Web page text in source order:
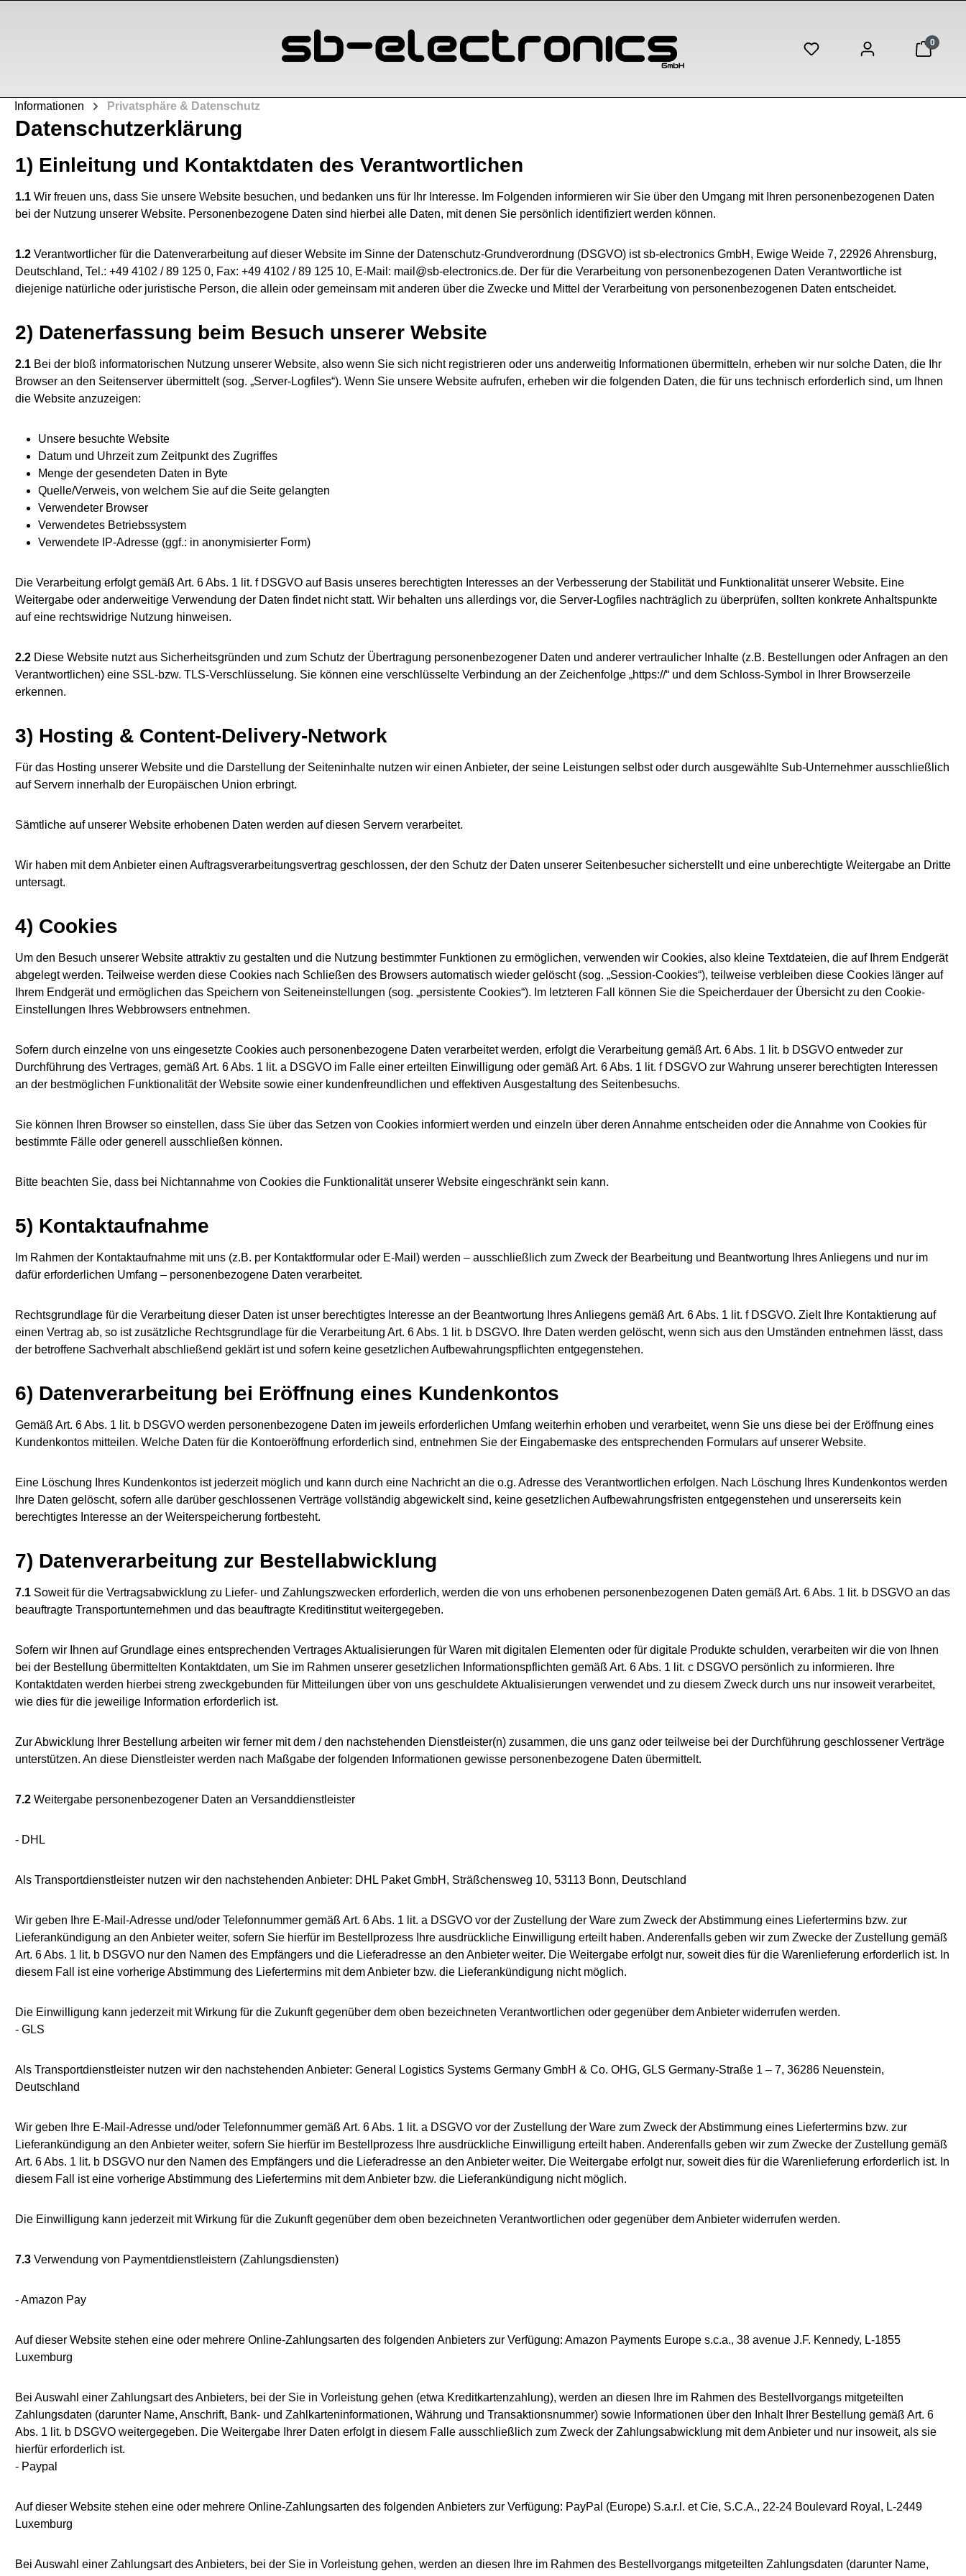
0
Informationen Privatsphäre & Datenschutz
Datenschutzerklärung
1) Einleitung und Kontaktdaten des Verantwortlichen
1.1 Wir freuen uns, dass Sie unsere Website besuchen, und bedanken uns für Ihr Interesse. Im Folgenden informieren wir Sie über den Umgang mit Ihren personenbezogenen Daten
bei der Nutzung unserer Website. Personenbezogene Daten sind hierbei alle Daten, mit denen Sie persönlich identifiziert werden können.
1.2 Verantwortlicher für die Datenverarbeitung auf dieser Website im Sinne der Datenschutz-Grundverordnung (DSGVO) ist sb-electronics GmbH, Ewige Weide 7, 22926 Ahrensburg,
Deutschland, Tel.: +49 4102 / 89 125 0, Fax: +49 4102 / 89 125 10, E-Mail: mail@sb-electronics.de. Der für die Verarbeitung von personenbezogenen Daten Verantwortliche ist
diejenige natürliche oder juristische Person, die allein oder gemeinsam mit anderen über die Zwecke und Mittel der Verarbeitung von personenbezogenen Daten entscheidet.
2) Datenerfassung beim Besuch unserer Website
2.1 Bei der bloß informatorischen Nutzung unserer Website, also wenn Sie sich nicht registrieren oder uns anderweitig Informationen übermitteln, erheben wir nur solche Daten, die Ihr
Browser an den Seitenserver übermittelt (sog. „Server-Logfiles“). Wenn Sie unsere Website aufrufen, erheben wir die folgenden Daten, die für uns technisch erforderlich sind, um Ihnen
die Website anzuzeigen:
Unsere besuchte Website
Datum und Uhrzeit zum Zeitpunkt des Zugriffes
Menge der gesendeten Daten in Byte
Quelle/Verweis, von welchem Sie auf die Seite gelangten
Verwendeter Browser
Verwendetes Betriebssystem
Verwendete IP-Adresse (ggf.: in anonymisierter Form)
Die Verarbeitung erfolgt gemäß Art. 6 Abs. 1 lit. f DSGVO auf Basis unseres berechtigten Interesses an der Verbesserung der Stabilität und Funktionalität unserer Website. Eine
Weitergabe oder anderweitige Verwendung der Daten findet nicht statt. Wir behalten uns allerdings vor, die Server-Logfiles nachträglich zu überprüfen, sollten konkrete Anhaltspunkte
auf eine rechtswidrige Nutzung hinweisen.
2.2 Diese Website nutzt aus Sicherheitsgründen und zum Schutz der Übertragung personenbezogener Daten und anderer vertraulicher Inhalte (z.B. Bestellungen oder Anfragen an den
Verantwortlichen) eine SSL-bzw. TLS-Verschlüsselung. Sie können eine verschlüsselte Verbindung an der Zeichenfolge „https://“ und dem Schloss-Symbol in Ihrer Browserzeile
erkennen.
3) Hosting & Content-Delivery-Network
Für das Hosting unserer Website und die Darstellung der Seiteninhalte nutzen wir einen Anbieter, der seine Leistungen selbst oder durch ausgewählte Sub-Unternehmer ausschließlich
auf Servern innerhalb der Europäischen Union erbringt.
Sämtliche auf unserer Website erhobenen Daten werden auf diesen Servern verarbeitet.
Wir haben mit dem Anbieter einen Auftragsverarbeitungsvertrag geschlossen, der den Schutz der Daten unserer Seitenbesucher sicherstellt und eine unberechtigte Weitergabe an Dritte
untersagt.
4) Cookies
Um den Besuch unserer Website attraktiv zu gestalten und die Nutzung bestimmter Funktionen zu ermöglichen, verwenden wir Cookies, also kleine Textdateien, die auf Ihrem Endgerät
abgelegt werden. Teilweise werden diese Cookies nach Schließen des Browsers automatisch wieder gelöscht (sog. „Session-Cookies“), teilweise verbleiben diese Cookies länger auf
Ihrem Endgerät und ermöglichen das Speichern von Seiteneinstellungen (sog. „persistente Cookies“). Im letzteren Fall können Sie die Speicherdauer der Übersicht zu den Cookie-
Einstellungen Ihres Webbrowsers entnehmen.
Sofern durch einzelne von uns eingesetzte Cookies auch personenbezogene Daten verarbeitet werden, erfolgt die Verarbeitung gemäß Art. 6 Abs. 1 lit. b DSGVO entweder zur
Durchführung des Vertrages, gemäß Art. 6 Abs. 1 lit. a DSGVO im Falle einer erteilten Einwilligung oder gemäß Art. 6 Abs. 1 lit. f DSGVO zur Wahrung unserer berechtigten Interessen
an der bestmöglichen Funktionalität der Website sowie einer kundenfreundlichen und effektiven Ausgestaltung des Seitenbesuchs.
Sie können Ihren Browser so einstellen, dass Sie über das Setzen von Cookies informiert werden und einzeln über deren Annahme entscheiden oder die Annahme von Cookies für
bestimmte Fälle oder generell ausschließen können.
Bitte beachten Sie, dass bei Nichtannahme von Cookies die Funktionalität unserer Website eingeschränkt sein kann.
5) Kontaktaufnahme
Im Rahmen der Kontaktaufnahme mit uns (z.B. per Kontaktformular oder E-Mail) werden – ausschließlich zum Zweck der Bearbeitung und Beantwortung Ihres Anliegens und nur im
dafür erforderlichen Umfang – personenbezogene Daten verarbeitet.
Rechtsgrundlage für die Verarbeitung dieser Daten ist unser berechtigtes Interesse an der Beantwortung Ihres Anliegens gemäß Art. 6 Abs. 1 lit. f DSGVO. Zielt Ihre Kontaktierung auf
einen Vertrag ab, so ist zusätzliche Rechtsgrundlage für die Verarbeitung Art. 6 Abs. 1 lit. b DSGVO. Ihre Daten werden gelöscht, wenn sich aus den Umständen entnehmen lässt, dass
der betroffene Sachverhalt abschließend geklärt ist und sofern keine gesetzlichen Aufbewahrungspflichten entgegenstehen.
6) Datenverarbeitung bei Eröffnung eines Kundenkontos
Gemäß Art. 6 Abs. 1 lit. b DSGVO werden personenbezogene Daten im jeweils erforderlichen Umfang weiterhin erhoben und verarbeitet, wenn Sie uns diese bei der Eröffnung eines
Kundenkontos mitteilen. Welche Daten für die Kontoeröffnung erforderlich sind, entnehmen Sie der Eingabemaske des entsprechenden Formulars auf unserer Website.
Eine Löschung Ihres Kundenkontos ist jederzeit möglich und kann durch eine Nachricht an die o.g. Adresse des Verantwortlichen erfolgen. Nach Löschung Ihres Kundenkontos werden
Ihre Daten gelöscht, sofern alle darüber geschlossenen Verträge vollständig abgewickelt sind, keine gesetzlichen Aufbewahrungsfristen entgegenstehen und unsererseits kein
berechtigtes Interesse an der Weiterspeicherung fortbesteht.
7) Datenverarbeitung zur Bestellabwicklung
7.1 Soweit für die Vertragsabwicklung zu Liefer- und Zahlungszwecken erforderlich, werden die von uns erhobenen personenbezogenen Daten gemäß Art. 6 Abs. 1 lit. b DSGVO an das
beauftragte Transportunternehmen und das beauftragte Kreditinstitut weitergegeben.
Sofern wir Ihnen auf Grundlage eines entsprechenden Vertrages Aktualisierungen für Waren mit digitalen Elementen oder für digitale Produkte schulden, verarbeiten wir die von Ihnen
bei der Bestellung übermittelten Kontaktdaten, um Sie im Rahmen unserer gesetzlichen Informationspflichten gemäß Art. 6 Abs. 1 lit. c DSGVO persönlich zu informieren. Ihre
Kontaktdaten werden hierbei streng zweckgebunden für Mitteilungen über von uns geschuldete Aktualisierungen verwendet und zu diesem Zweck durch uns nur insoweit verarbeitet,
wie dies für die jeweilige Information erforderlich ist.
Zur Abwicklung Ihrer Bestellung arbeiten wir ferner mit dem / den nachstehenden Dienstleister(n) zusammen, die uns ganz oder teilweise bei der Durchführung geschlossener Verträge
unterstützen. An diese Dienstleister werden nach Maßgabe der folgenden Informationen gewisse personenbezogene Daten übermittelt.
7.2 Weitergabe personenbezogener Daten an Versanddienstleister
- DHL
Als Transportdienstleister nutzen wir den nachstehenden Anbieter: DHL Paket GmbH, Sträßchensweg 10, 53113 Bonn, Deutschland
Wir geben Ihre E-Mail-Adresse und/oder Telefonnummer gemäß Art. 6 Abs. 1 lit. a DSGVO vor der Zustellung der Ware zum Zweck der Abstimmung eines Liefertermins bzw. zur
Lieferankündigung an den Anbieter weiter, sofern Sie hierfür im Bestellprozess Ihre ausdrückliche Einwilligung erteilt haben. Anderenfalls geben wir zum Zwecke der Zustellung gemäß
Art. 6 Abs. 1 lit. b DSGVO nur den Namen des Empfängers und die Lieferadresse an den Anbieter weiter. Die Weitergabe erfolgt nur, soweit dies für die Warenlieferung erforderlich ist. In
diesem Fall ist eine vorherige Abstimmung des Liefertermins mit dem Anbieter bzw. die Lieferankündigung nicht möglich.
Die Einwilligung kann jederzeit mit Wirkung für die Zukunft gegenüber dem oben bezeichneten Verantwortlichen oder gegenüber dem Anbieter widerrufen werden.
- GLS
Als Transportdienstleister nutzen wir den nachstehenden Anbieter: General Logistics Systems Germany GmbH & Co. OHG, GLS Germany-Straße 1 – 7, 36286 Neuenstein,
Deutschland
Wir geben Ihre E-Mail-Adresse und/oder Telefonnummer gemäß Art. 6 Abs. 1 lit. a DSGVO vor der Zustellung der Ware zum Zweck der Abstimmung eines Liefertermins bzw. zur
Lieferankündigung an den Anbieter weiter, sofern Sie hierfür im Bestellprozess Ihre ausdrückliche Einwilligung erteilt haben. Anderenfalls geben wir zum Zwecke der Zustellung gemäß
Art. 6 Abs. 1 lit. b DSGVO nur den Namen des Empfängers und die Lieferadresse an den Anbieter weiter. Die Weitergabe erfolgt nur, soweit dies für die Warenlieferung erforderlich ist. In
diesem Fall ist eine vorherige Abstimmung des Liefertermins mit dem Anbieter bzw. die Lieferankündigung nicht möglich.
Die Einwilligung kann jederzeit mit Wirkung für die Zukunft gegenüber dem oben bezeichneten Verantwortlichen oder gegenüber dem Anbieter widerrufen werden.
7.3 Verwendung von Paymentdienstleistern (Zahlungsdiensten)
- Amazon Pay
Auf dieser Website stehen eine oder mehrere Online-Zahlungsarten des folgenden Anbieters zur Verfügung: Amazon Payments Europe s.c.a., 38 avenue J.F. Kennedy, L-1855
Luxemburg
Bei Auswahl einer Zahlungsart des Anbieters, bei der Sie in Vorleistung gehen (etwa Kreditkartenzahlung), werden an diesen Ihre im Rahmen des Bestellvorgangs mitgeteilten
Zahlungsdaten (darunter Name, Anschrift, Bank- und Zahlkarteninformationen, Währung und Transaktionsnummer) sowie Informationen über den Inhalt Ihrer Bestellung gemäß Art. 6
Abs. 1 lit. b DSGVO weitergegeben. Die Weitergabe Ihrer Daten erfolgt in diesem Falle ausschließlich zum Zweck der Zahlungsabwicklung mit dem Anbieter und nur insoweit, als sie
hierfür erforderlich ist.
- Paypal
Auf dieser Website stehen eine oder mehrere Online-Zahlungsarten des folgenden Anbieters zur Verfügung: PayPal (Europe) S.a.r.l. et Cie, S.C.A., 22-24 Boulevard Royal, L-2449
Luxemburg
Bei Auswahl einer Zahlungsart des Anbieters, bei der Sie in Vorleistung gehen, werden an diesen Ihre im Rahmen des Bestellvorgangs mitgeteilten Zahlungsdaten (darunter Name,